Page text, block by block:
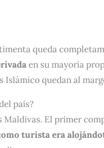
queda
en su mayoría
Islámico quedan al
país?
El primer
turista era